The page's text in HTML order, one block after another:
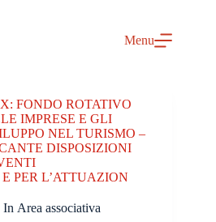
Menu
FONDO ROTATIVO
IMPRESE E GLI
NEL TURISMO –
DISPOSIZIONI
PER L’ATTUAZION
In Area associativa